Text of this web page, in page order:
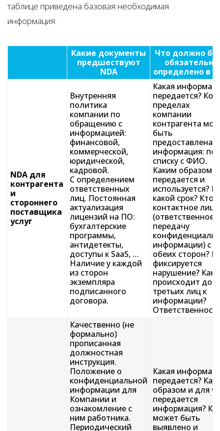
таблице приведена базовая необходимая
информация:
Какие документы
предшествуют
NDA
Что должно
обязательно
определено в
NDA для
контрагента
и
стороннего
поставщика
услуг
Внутренняя
политика
компании по
обращению с
информацией:
финансовой,
коммерческой,
юридической,
кадровой.
С определением
ответственных
лиц. Постоянная
актуализация
лицензий на ПО:
бухгалтерские
программы,
антидетекты,
доступы к SaaS, …
Наличие у каждой
из сторон
экземпляра
подписанного
договора.
Какая
передается?
пределах
компании
контрагента
быть
предоставлена
информация: по
списку с ФИО.
Каким образом
передается и
используется?
какой срок? Кто
контактное лицо
(ответственное
передачу
информации) с
обеих сторон?
фиксируется
нарушение? Как
происходит
третьих лиц к
информации?
Качественно (не
формально)
прописанная
должностная
инструкция.
Положение о
конфиденциальной
информации для
Компании и
ознакомление с
ним работника.
Периодический
Какая
передается?
образом и для
передается
информация?
может быть
выявлено и